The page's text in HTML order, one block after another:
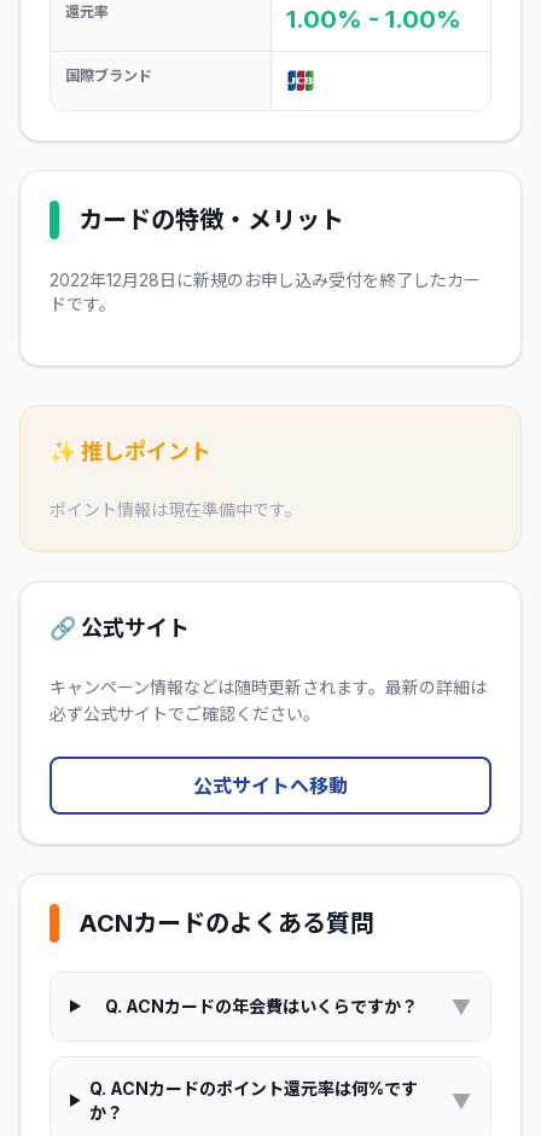
還元率 1.00% - 1.00%
国際ブランド
カードの特徴・メリット
2022年12月28日に新規のお申し込み受付を終了したカー
ドです。
✨ 推しポイント
ポイント情報は現在準備中です。
🔗 公式サイト
キャンペーン情報などは随時更新されます。最新の詳細は
必ず公式サイトでご確認ください。
公式サイトへ移動
ACNカードのよくある質問
Q. ACNカードの年会費はいくらですか？ ▼
Q. ACNカードのポイント還元率は何%です
か？
▼